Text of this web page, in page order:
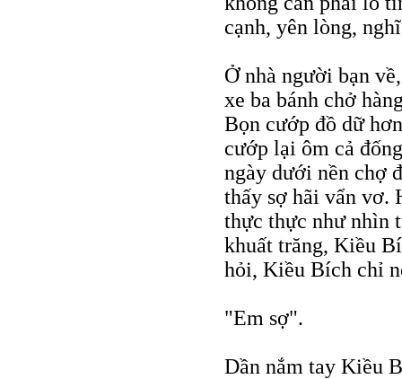
cạnh, yên lòng,
Ở nhà người bạn
xe ba bánh chở
Bọn cướp đồ dữ
cướp lại ôm cả
ngày dưới nền chợ
thấy sợ hãi vẩn vơ.
thực thực như nhìn
khuất trăng, Kiều
hỏi, Kiều Bích chỉ
"Em sợ".
Dần nắm tay Kiều